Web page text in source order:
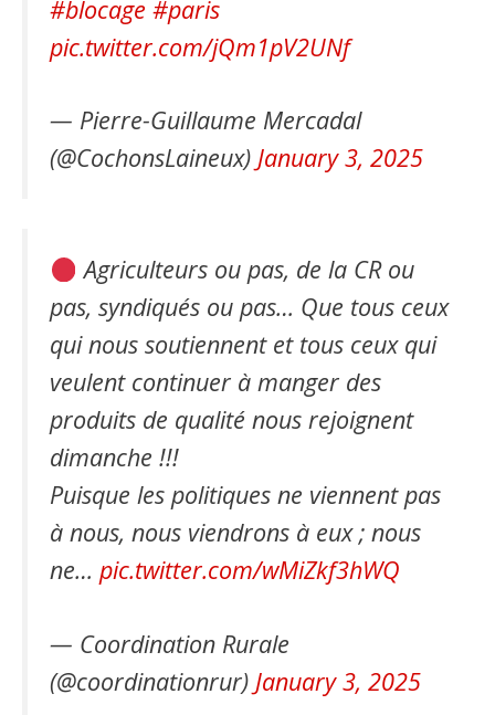
#blocage #paris
pic.twitter.com/jQm1pV2UNf
— Pierre-Guillaume Mercadal
(@CochonsLaineux) January 3, 2025
Agriculteurs ou pas, de la CR ou
pas, syndiqués ou pas… Que tous ceux
qui nous soutiennent et tous ceux qui
veulent continuer à manger des
produits de qualité nous rejoignent
dimanche !!!
Puisque les politiques ne viennent pas
à nous, nous viendrons à eux ; nous
ne… pic.twitter.com/wMiZkf3hWQ
— Coordination Rurale
(@coordinationrur) January 3, 2025